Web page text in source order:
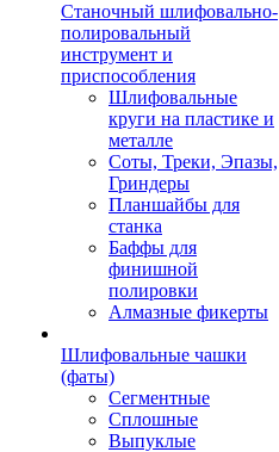
Станочный шлифовально-
полировальный
инструмент и
приспособления
Шлифовальные
круги на пластике и
металле
Соты, Треки, Эпазы,
Гриндеры
Планшайбы для
станка
Баффы для
финишной
полировки
Алмазные фикерты
Шлифовальные чашки
(фаты)
Сегментные
Сплошные
Выпуклые